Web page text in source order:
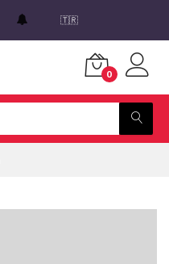
🇹🇷
0